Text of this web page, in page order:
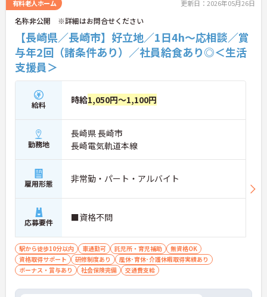
有料老人ホーム 更新日：2026年05月26日
名称非公開 ※詳細はお問合せください
【長崎県／長崎市】好立地／1日4h～応相談／賞
与年2回（諸条件あり）／社員給食あり◎＜生活
支援員＞
給料 時給1,050円～1,100円
勤務地
長崎県 長崎市
長崎電気軌道本線
雇用形態 非常勤・パート・アルバイト
応募要件 ■資格不問
駅から徒歩10分以内 車通勤可 託児所・育児補助
無資格OK
資格取得サポート
研修制度あり
産休･育休･介護休暇取得実績あり
ボーナス・賞与あり
社会保険完備 交通費支給